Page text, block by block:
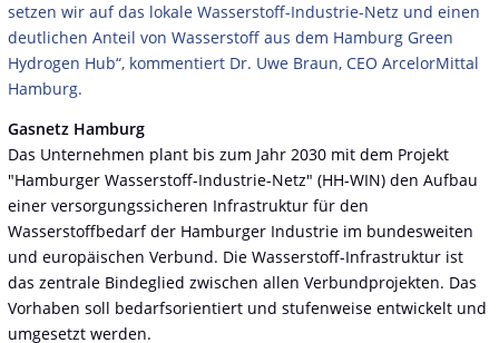
setzen wir auf das lokale Wasserstoff-Industrie-Netz und einen
deutlichen Anteil von Wasserstoff aus dem Hamburg Green
Hydrogen Hub“, kommentiert Dr. Uwe Braun, CEO ArcelorMittal
Hamburg.
Gasnetz Hamburg
Das Unternehmen plant bis zum Jahr 2030 mit dem Projekt
"Hamburger Wasserstoff-Industrie-Netz" (HH-WIN) den Aufbau
einer versorgungssicheren Infrastruktur für den
Wasserstoffbedarf der Hamburger Industrie im bundesweiten
und europäischen Verbund. Die Wasserstoff-Infrastruktur ist
das zentrale Bindeglied zwischen allen Verbundprojekten. Das
Vorhaben soll bedarfsorientiert und stufenweise entwickelt und
umgesetzt werden.